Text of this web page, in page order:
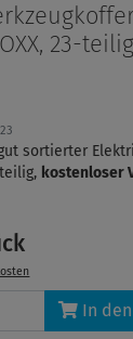
23-
gut sortierter
kostenloser
In den